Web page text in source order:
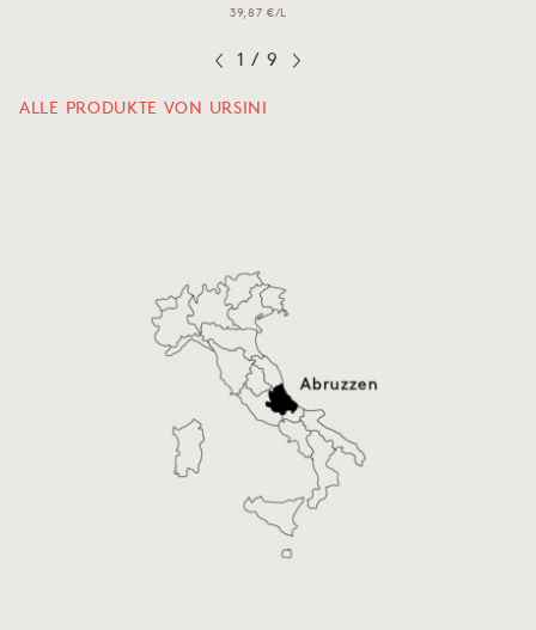
39,87 €/L
1 / 9
ALLE PRODUKTE VON URSINI